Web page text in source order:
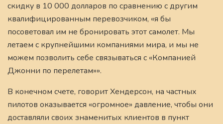
скидку в 10 000 долларов по сравнению с другим
квалифицированным перевозчиком, «я бы
посоветовал им не бронировать этот самолет. Мы
летаем с крупнейшими компаниями мира, и мы не
можем позволить себе связываться с «Компанией
Джонни по перелетам»».
В конечном счете, говорит Хендерсон, на частных
пилотов оказывается «огромное» давление, чтобы они
доставляли своих знаменитых клиентов в пункт